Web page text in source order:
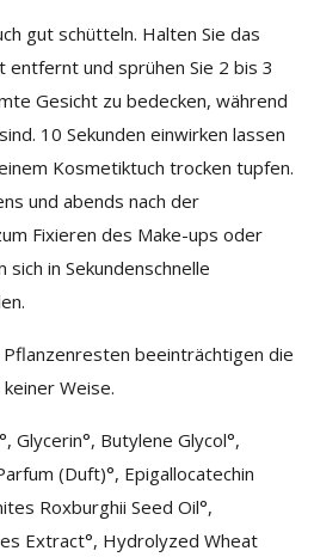
gut schütteln. Halten Sie das
entfernt und sprühen Sie 2 bis 3
Gesicht zu bedecken, während
10 Sekunden einwirken lassen
Kosmetiktuch trocken tupfen.
und abends nach der
Fixieren des Make-ups oder
in Sekundenschnelle
beeinträchtigen die
Weise.
Glycerin°, Butylene Glycol°,
(Duft)°, Epigallocatechin
Roxburghii Seed Oil°,
Extract°, Hydrolyzed Wheat